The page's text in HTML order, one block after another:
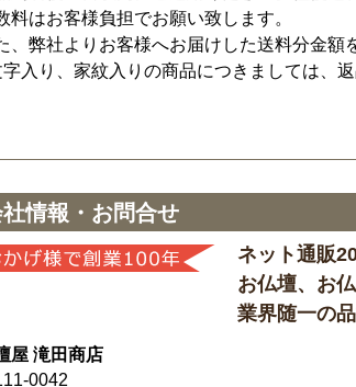
料はお客様負担でお願い致します。
、弊社よりお客様へお届けした送料分金額
入り、家紋入りの商品につきましては、
情報・お問合せ
ネット通販
お仏壇、お
業界随一の
屋 滝田商店
0042